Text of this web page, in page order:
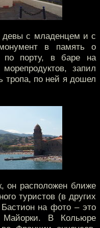
девы с младенцем и с
в память о
по порту, в баре на
запил
тропа, по ней я дошел
он расположен ближе
туристов (в других
Бастион на фото – это
Майорки. В Кольюре